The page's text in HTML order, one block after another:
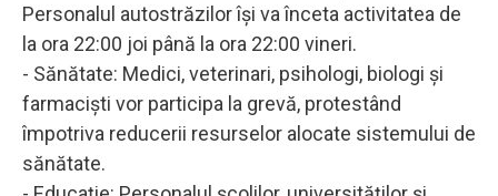
Personalul autostrăzilor își va înceta activitatea de
la ora 22:00 joi până la ora 22:00 vineri.
- Sănătate: Medici, veterinari, psihologi, biologi și
farmaciști vor participa la grevă, protestând
împotriva reducerii resurselor alocate sistemului de
sănătate.